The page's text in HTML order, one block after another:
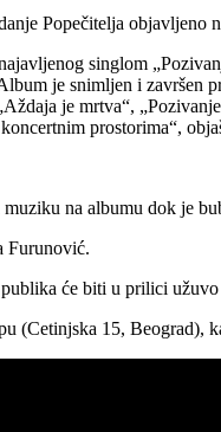
Popečitelja objavljeno
singlom
je snimljen i završen
je mrtva“,
prostorima“,
na albumu dok je
Furunović.
će biti u prilici
(Cetinjska 15, Beograd),